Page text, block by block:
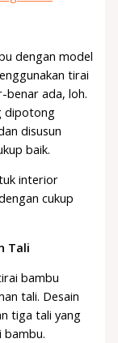
dengan model
tirai
benar ada, loh.
dipotong
disusun
baik.
interior
cukup
Tali
bambu
tali. Desain
tiga tali yang